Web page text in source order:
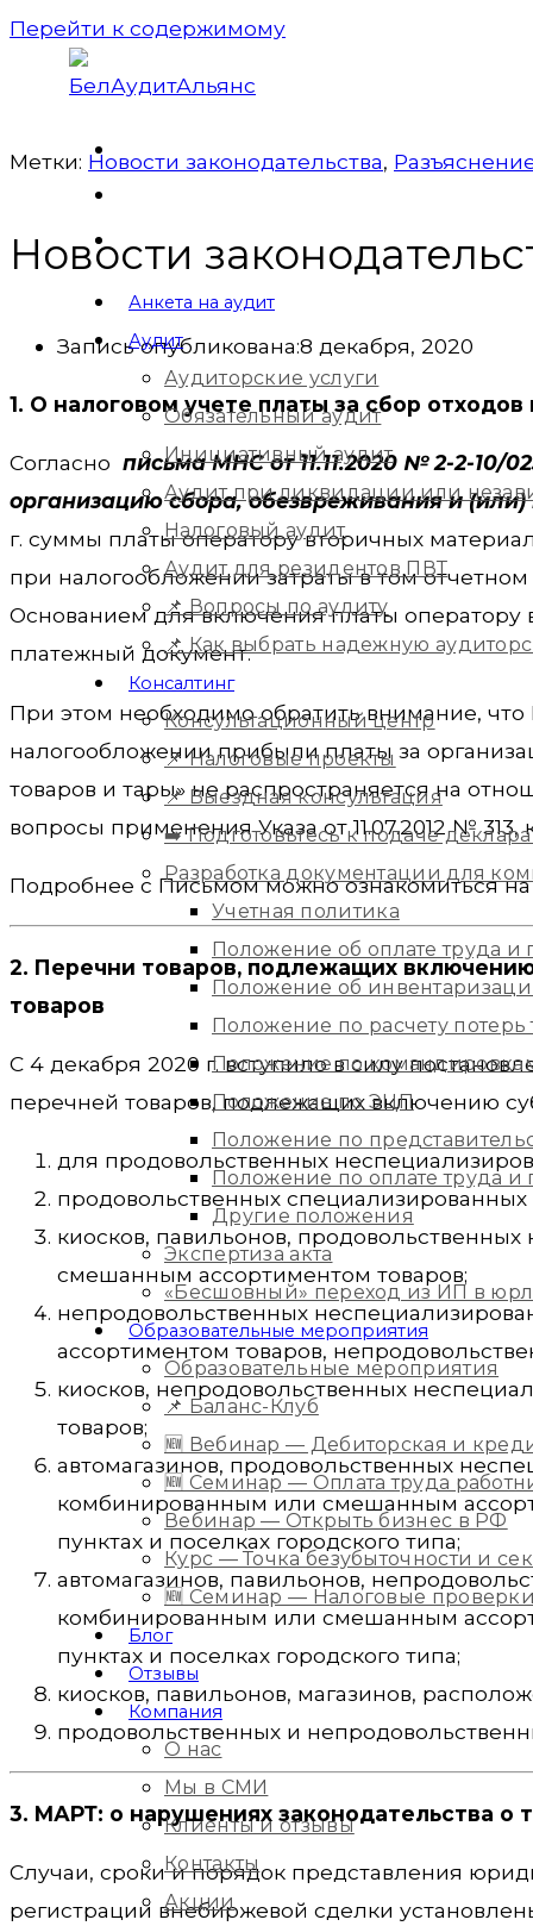
Перейти к содержимому
Анкета на аудит
Аудит
Аудиторские услуги
Обязательный аудит
Инициативный аудит
Аудит при ликвидации или
Налоговый аудит
Аудит для резидентов ПВТ
📌 Вопросы по аудиту
📌 Как выбрать надежную
Консалтинг
Консультационный центр
📌 Налоговые проекты
📌 Выездная консультация
➡️ Подготовьтесь к подаче
Разработка документации для
Учетная политика
Положение об оплате труда
Положение об
Положение по расчету
Положение по
Положение по ЭЦП
Положение по
Положение по оплате труда
Другие положения
Экспертиза акта
«Бесшовный» переход из ИП в
Образовательные мероприятия
Образовательные мероприятия
📌 Баланс-Клуб
🆕 Вебинар — Дебиторская и
🆕 Семинар — Оплата труда
Вебинар — Открыть бизнес в РФ
Курс — Точка безубыточности и
🆕 Семинар — Налоговые проверки
Блог
Отзывы
Компания
О нас
Мы в СМИ
Клиенты и отзывы
Контакты
Акции
Метки: Новости законодательства,
Новости
Запись опубликована:8 декабря, 2020
1. О налоговом учете платы за сбор
Согласно письма МНС от 11.11.2020 № 2-2-10/
организацию сбора, обезвреживания и (или)
г. суммы платы оператору вторичных
при налогообложении затраты в том
Основанием для включения платы оператору
платежный документ.
При этом необходимо обратить внимание,
налогообложении прибыли платы за
товаров и тары» не распространяется на
вопросы применения Указа от 11.07.2012 №
Подробнее с Письмом можно ознакомиться
2. Перечни товаров, подлежащих
товаров
С 4 декабря 2020 г. вступило в силу
перечней товаров, подлежащих включению
для продовольственных
продовольственных специализированных
киосков, павильонов,
смешанным ассортиментом товаров;
непродовольственных
ассортиментом товаров,
киосков, непродовольственных
товаров;
автомагазинов, продовольственных
комбинированным или смешанным
пунктах и поселках городского типа;
автомагазинов, павильонов,
комбинированным или смешанным
пунктах и поселках городского типа;
киосков, павильонов, магазинов,
продовольственных и
3. МАРТ: о нарушениях законодательства о
Случаи, сроки и порядок представления
регистрации внебиржевой сделки